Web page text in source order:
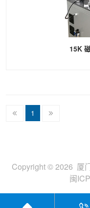
15K
1
Copyright © 2026 厦
闽